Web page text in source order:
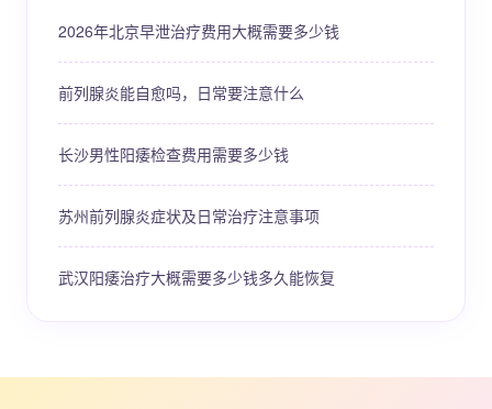
2026年北京早泄治疗费用大概需要多少钱
前列腺炎能自愈吗，日常要注意什么
长沙男性阳痿检查费用需要多少钱
苏州前列腺炎症状及日常治疗注意事项
武汉阳痿治疗大概需要多少钱多久能恢复